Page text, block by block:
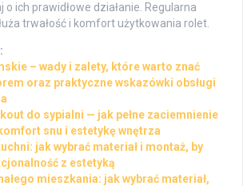
ich prawidłowe działanie. Regularna
trwałość i komfort użytkowania rolet.
– wady i zalety, które warto znać
oraz praktyczne wskazówki obsługi
do sypialni — jak pełne zaciemnienie
snu i estetykę wnętrza
jak wybrać materiał i montaż, by
z estetyką
mieszkania: jak wybrać materiał,